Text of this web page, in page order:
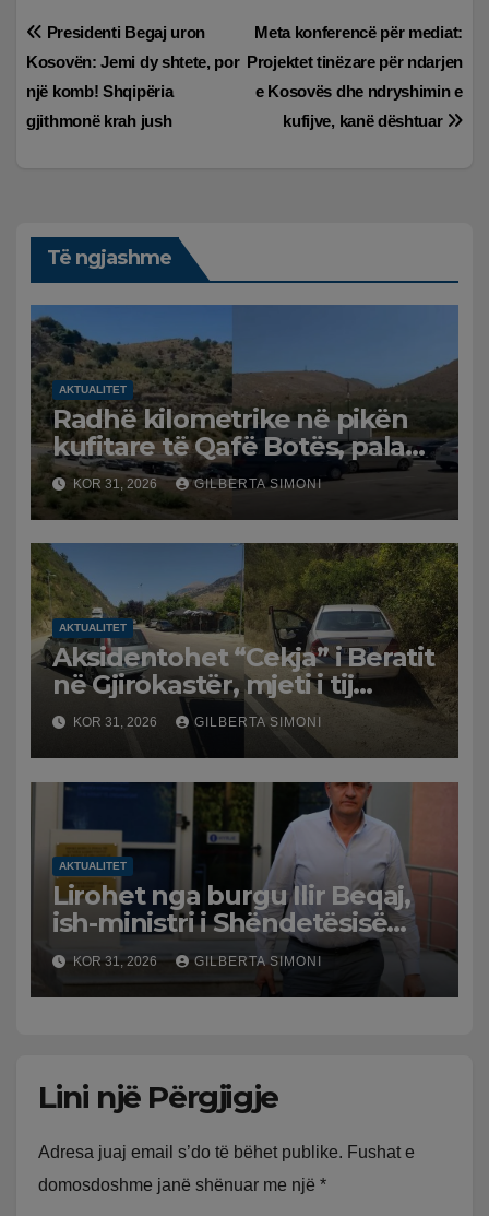
Lëvizje
te
postimet
Meta konferencë për mediat:
Projektet tinëzare për ndarjen
e Kosovës dhe ndryshimin e
kufijve, kanë dështuar
Presidenti Begaj uron
Kosovën: Jemi dy shtete, por
një komb! Shqipëria
gjithmonë krah jush
Të ngjashme
AKTUALITET
Radhë kilometrike në pikën
kufitare të Qafë Botës, pala
greke raporton defekt në
sistem, qytetarët mbeten të
bllokuar
KOR 31, 2026 GILBERTA SIMONI
AKTUALITET
Aksidentohet “Cekja” i Beratit
në Gjirokastër, mjeti i tij
përplaset me atë të klerikut
bektashian
KOR 31, 2026 GILBERTA SIMONI
AKTUALITET
Lirohet nga burgu Ilir Beqaj,
ish-ministri i Shëndetësisë
‘kthehet’ në shtëpi, GJKKO i
ndryshon masën e arrestit
KOR 31, 2026 GILBERTA SIMONI
Lini një Përgjigje
Adresa juaj email s’do të bëhet publike. Fushat e
domosdoshme janë shënuar me një *